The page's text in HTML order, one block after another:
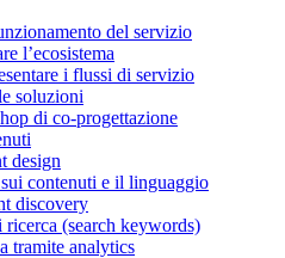
del servizio
l’ecosistema
i flussi di servizio
soluzioni
di co-progettazione
design
contenuti e il linguaggio
discovery
(search keywords)
tramite analytics